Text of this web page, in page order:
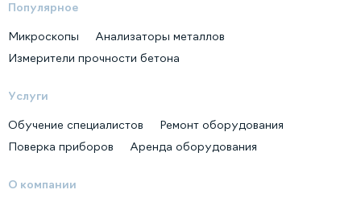
Популярное
Микроскопы
Анализаторы металлов
Измерители прочности бетона
Услуги
Обучение специалистов
Ремонт оборудования
Поверка приборов
Аренда оборудования
О компании